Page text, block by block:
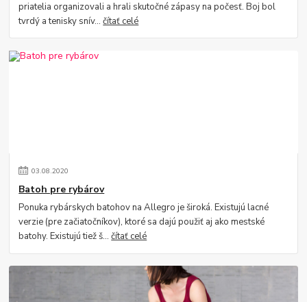
priatelia organizovali a hrali skutočné zápasy na počesť. Boj bol
tvrdý a tenisky snív...čítať celé
03.08.2020
Batoh pre rybárov
Ponuka rybárskych batohov na Allegro je široká. Existujú lacné
verzie (pre začiatočníkov), ktoré sa dajú použiť aj ako mestské
batohy. Existujú tiež š...čítať celé